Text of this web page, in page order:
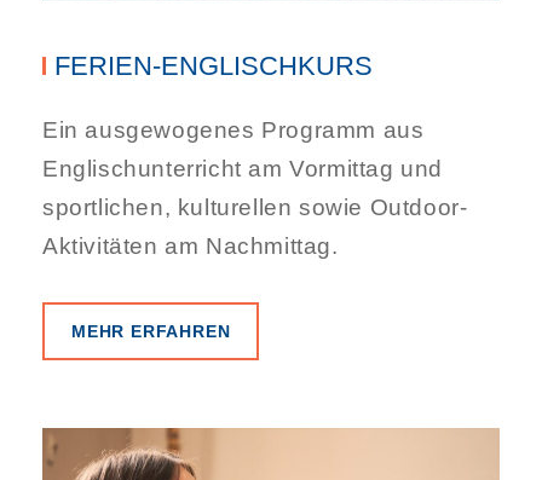
FERIEN-ENGLISCHKURS
Ein ausgewogenes Programm aus
Englischunterricht am Vormittag und
sportlichen, kulturellen sowie Outdoor-
Aktivitäten am Nachmittag.
MEHR ERFAHREN